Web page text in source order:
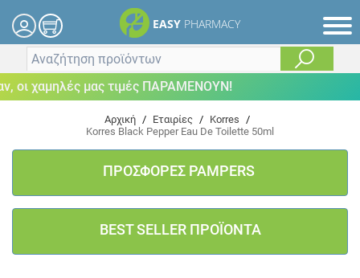
EASY PHARMACY
χαμηλές μας τιμές ΠΑΡΑΜΕΝΟΥΝ!
Αρχική / Εταιρίες / Korres /
Korres Black Pepper Eau De Toilette 50ml
ΠΡΟΣΦΟΡΕΣ PAMPERS
BEST SELLER ΠΡΟΪΟΝΤΑ